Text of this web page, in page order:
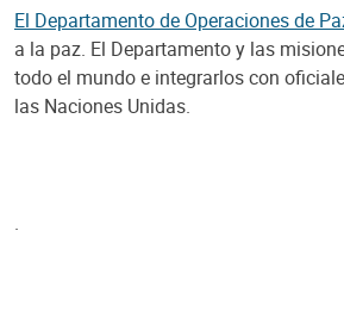
El Departamento de Operaciones de
a la paz. El Departamento y las
todo el mundo e integrarlos con
las Naciones Unidas.
.